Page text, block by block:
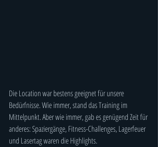
Die Location war bestens geeignet für unsere
Bedürfnisse. Wie immer, stand das Training im
Mittelpunkt. Aber wie immer, gab es genügend Zeit für
anderes: Spaziergänge, Fitness-Challenges, Lagerfeuer
und Lasertag waren die Highlights.